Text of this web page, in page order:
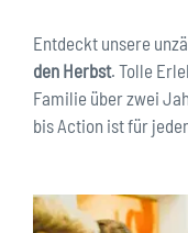
Entdeckt unsere
den Herbst. Tolle
Familie über zwei
bis Action ist für